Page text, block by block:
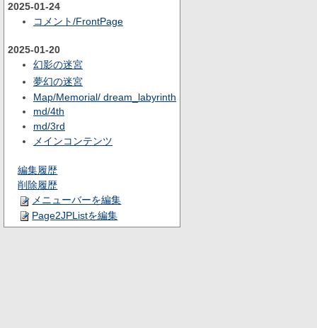
2025-01-24
コメント/FrontPage
2025-01-20
幻影の迷宮
夢幻の迷宮
Map/Memorial/ dream_labyrinth
md/4th
md/3rd
メインコンテンツ
編集履歴
削除履歴
メニューバーを編集
Page2JPListを編集